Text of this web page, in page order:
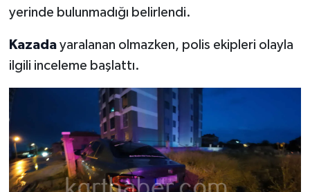
yerinde bulunmadığı belirlendi.
Kazada yaralanan olmazken, polis ekipleri olayla
ilgili inceleme başlattı.